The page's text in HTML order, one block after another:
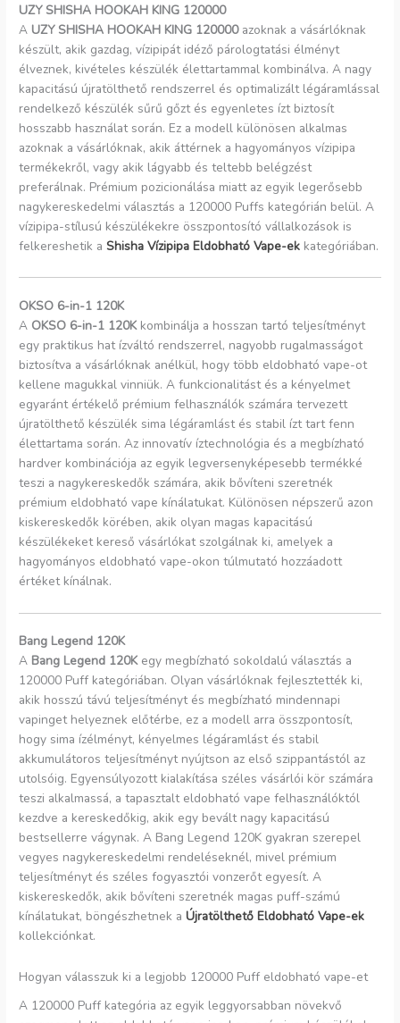
UZY SHISHA HOOKAH KING 120000
A UZY SHISHA HOOKAH KING 120000azoknak a vásárlóknak
készült, akik gazdag, vízipipát idéző párologtatási élményt
élveznek, kivételes készülék élettartammal kombinálva. A nagy
kapacitású újratölthető rendszerrel és optimalizált légáramlással
rendelkező készülék sűrű gőzt és egyenletes ízt biztosít
hosszabb használat során. Ez a modell különösen alkalmas
azoknak a vásárlóknak, akik áttérnek a hagyományos vízipipa
termékekről, vagy akik lágyabb és teltebb belégzést
preferálnak. Prémium pozicionálása miatt az egyik legerősebb
nagykereskedelmi választás a 120000 Puffs kategórián belül. A
vízipipa-stílusú készülékekre összpontosító vállalkozások is
felkereshetik aShisha Vízipipa Eldobható Vape-ek kategóriában.
OKSO 6-in-1 120K
A OKSO 6-in-1 120Kkombinálja a hosszan tartó teljesítményt
egy praktikus hat ízváltó rendszerrel, nagyobb rugalmasságot
biztosítva a vásárlóknak anélkül, hogy több eldobható vape-ot
kellene magukkal vinniük. A funkcionalitást és a kényelmet
egyaránt értékelő prémium felhasználók számára tervezett
újratölthető készülék sima légáramlást és stabil ízt tart fenn
élettartama során. Az innovatív íztechnológia és a megbízható
hardver kombinációja az egyik legversenyképesebb termékké
teszi a nagykereskedők számára, akik bővíteni szeretnék
prémium eldobható vape kínálatukat. Különösen népszerű azon
kiskereskedők körében, akik olyan magas kapacitású
készülékeket kereső vásárlókat szolgálnak ki, amelyek a
hagyományos eldobható vape-okon túlmutató hozzáadott
értéket kínálnak.
Bang Legend 120K
A Bang Legend 120Kegy megbízható sokoldalú választás a
120000 Puff kategóriában. Olyan vásárlóknak fejlesztették ki,
akik hosszú távú teljesítményt és megbízható mindennapi
vapinget helyeznek előtérbe, ez a modell arra összpontosít,
hogy sima ízélményt, kényelmes légáramlást és stabil
akkumulátoros teljesítményt nyújtson az első szippantástól az
utolsóig. Egyensúlyozott kialakítása széles vásárlói kör számára
teszi alkalmassá, a tapasztalt eldobható vape felhasználóktól
kezdve a kereskedőkig, akik egy bevált nagy kapacitású
bestsellerre vágynak. A Bang Legend 120K gyakran szerepel
vegyes nagykereskedelmi rendeléseknél, mivel prémium
teljesítményt és széles fogyasztói vonzerőt egyesít. A
kiskereskedők, akik bővíteni szeretnék magas puff-számú
kínálatukat, böngészhetnek aÚjratölthető Eldobható Vape-ek
kollekciónkat.
Hogyan válasszuk ki a legjobb 120000 Puff eldobható vape-et
A 120000 Puff kategória az egyik leggyorsabban növekvő